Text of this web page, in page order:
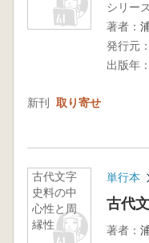
シリー
著者：
発行元：
出版年：
新刊 取り寄せ
古代文字
史料の中
心性と周
縁性
単行本
古代
著者：